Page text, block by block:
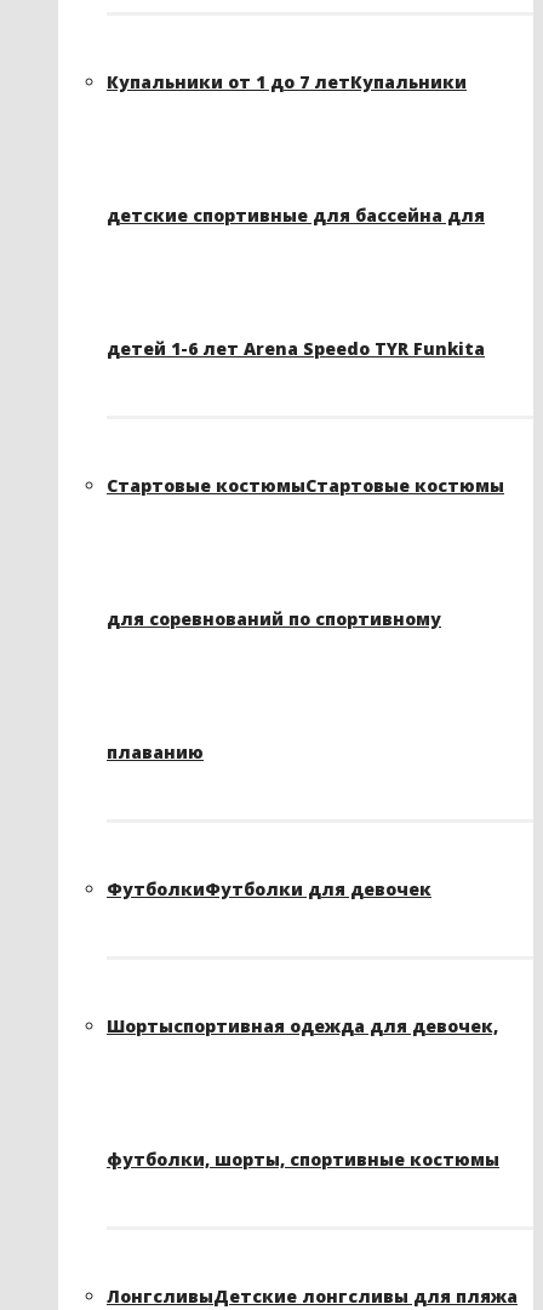
Купальники от 1 до 7 летКупальники
детские спортивные для бассейна для
детей 1-6 лет Arena Speedo TYR Funkita
Стартовые костюмыСтартовые костюмы
для соревнований по спортивному
плаванию
ФутболкиФутболки для девочек
Шортыспортивная одежда для девочек,
футболки, шорты, спортивные костюмы
ЛонгсливыДетские лонгсливы для пляжа